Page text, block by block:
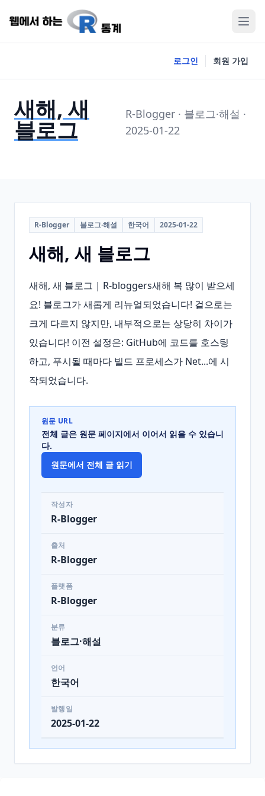
로그인 회원 가입
새해, 새
블로그
R-Blogger · 블로그·해설 ·
2025-01-22
R-Blogger 블로그·해설 한국어 2025-01-22
새해, 새 블로그
새해, 새 블로그 | R-bloggers새해 복 많이 받으세
요! 블로그가 새롭게 리뉴얼되었습니다! 겉으로는
크게 다르지 않지만, 내부적으로는 상당히 차이가
있습니다! 이전 설정은: GitHub에 코드를 호스팅
하고, 푸시될 때마다 빌드 프로세스가 Net...에 시
작되었습니다.
원문 URL
전체 글은 원문 페이지에서 이어서 읽을 수 있습니
다.
원문에서 전체 글 읽기
작성자
R-Blogger
출처
R-Blogger
플랫폼
R-Blogger
분류
블로그·해설
언어
한국어
발행일
2025-01-22